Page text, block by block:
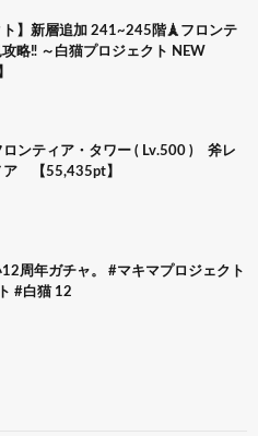
ト】新層追加 241~245階🗼フロンテ
略‼ ～白猫プロジェクト NEW
ロンティア・タワー ( Lv.500 ) 斧レ
ア 【55,435pt】
周年ガチャ。 #マキマプロジェクト
#白猫 12